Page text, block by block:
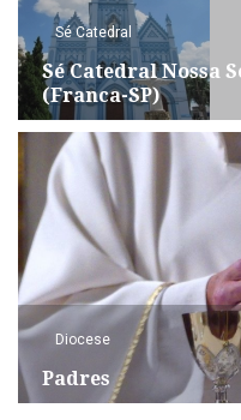
Sé Catedral
Sé Catedral Nossa
(Franca-SP)
Diocese
Padres